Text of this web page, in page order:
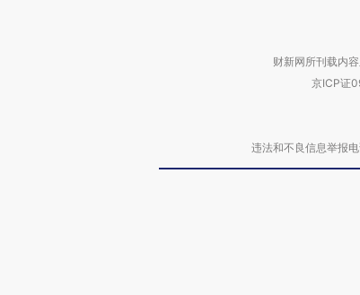
财新网所刊载内
京ICP证
违法和不良信息举报